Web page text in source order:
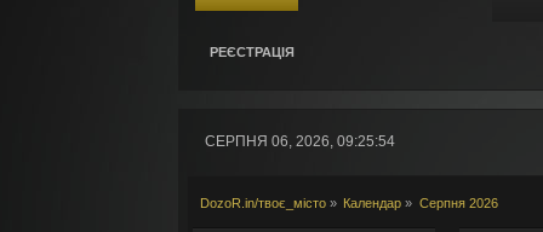
РЕЄСТРАЦІЯ
СЕРПНЯ 06, 2026, 09:25:54
DozoR.in/твоє_місто » Календар » Серпня 2026